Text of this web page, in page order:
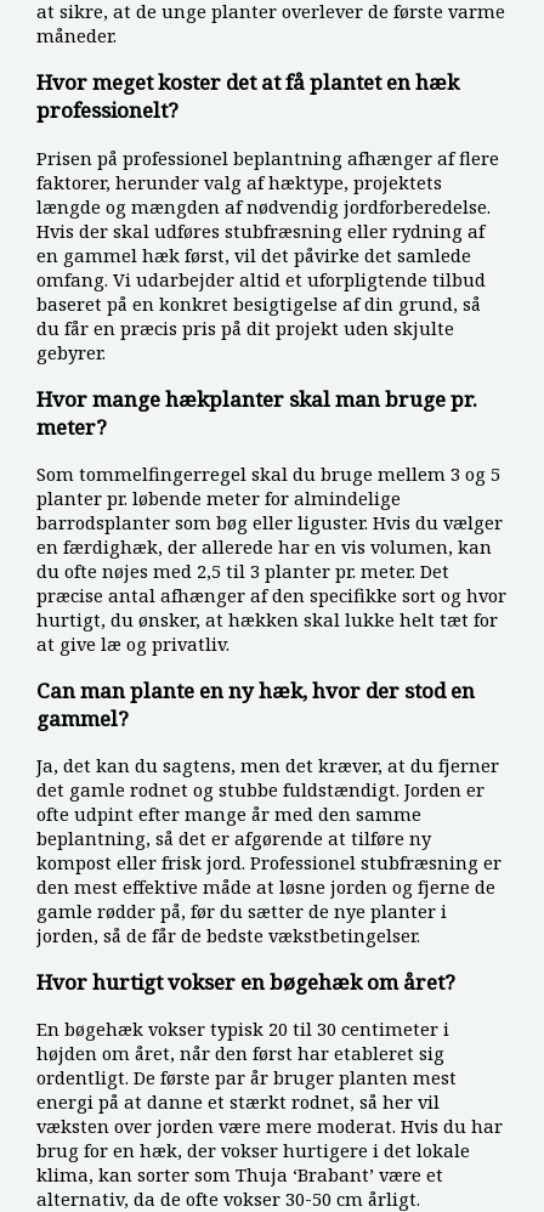
at sikre, at de unge planter overlever de første varme
måneder.
Hvor meget koster det at få plantet en hæk
professionelt?
Prisen på professionel beplantning afhænger af flere
faktorer, herunder valg af hæktype, projektets
længde og mængden af nødvendig jordforberedelse.
Hvis der skal udføres stubfræsning eller rydning af
en gammel hæk først, vil det påvirke det samlede
omfang. Vi udarbejder altid et uforpligtende tilbud
baseret på en konkret besigtigelse af din grund, så
du får en præcis pris på dit projekt uden skjulte
gebyrer.
Hvor mange hækplanter skal man bruge pr.
meter?
Som tommelfingerregel skal du bruge mellem 3 og 5
planter pr. løbende meter for almindelige
barrodsplanter som bøg eller liguster. Hvis du vælger
en færdighæk, der allerede har en vis volumen, kan
du ofte nøjes med 2,5 til 3 planter pr. meter. Det
præcise antal afhænger af den specifikke sort og hvor
hurtigt, du ønsker, at hækken skal lukke helt tæt for
at give læ og privatliv.
Can man plante en ny hæk, hvor der stod en
gammel?
Ja, det kan du sagtens, men det kræver, at du fjerner
det gamle rodnet og stubbe fuldstændigt. Jorden er
ofte udpint efter mange år med den samme
beplantning, så det er afgørende at tilføre ny
kompost eller frisk jord. Professionel stubfræsning er
den mest effektive måde at løsne jorden og fjerne de
gamle rødder på, før du sætter de nye planter i
jorden, så de får de bedste vækstbetingelser.
Hvor hurtigt vokser en bøgehæk om året?
En bøgehæk vokser typisk 20 til 30 centimeter i
højden om året, når den først har etableret sig
ordentligt. De første par år bruger planten mest
energi på at danne et stærkt rodnet, så her vil
væksten over jorden være mere moderat. Hvis du har
brug for en hæk, der vokser hurtigere i det lokale
klima, kan sorter som Thuja ‘Brabant’ være et
alternativ, da de ofte vokser 30-50 cm årligt.